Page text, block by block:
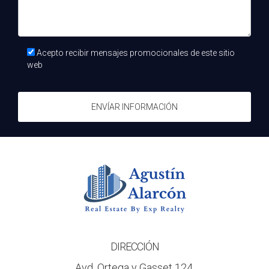
momento perfecto para explorar las oportunidades que
ofrece esta vibrante ciudad. Con planes ambiciosos en
marcha hasta 2025, hay mucho por ganar al invertir aquí. Si
sobre cómo aprovechar estas oportunidades, no dudes en
contactar a Agustín Alarcón. Su experiencia te guiará hacia
decisiones informadas que maximicen tu retorno sobre la
Preguntas Frecuentes
¿Qué áreas son las más prometedoras para
Las áreas emergentes como El Soho Malagueño y zonas
cercanas al paseo marítimo son altamente recomendadas
Acepto recibir mensajes promocionales de este sitio
web
ENVÍAR INFORMACIÓN
DIRECCIÓN